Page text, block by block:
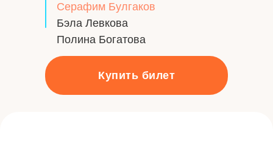
Купить билет
Серафим Булгаков
Бэла Левкова
Полина Богатова